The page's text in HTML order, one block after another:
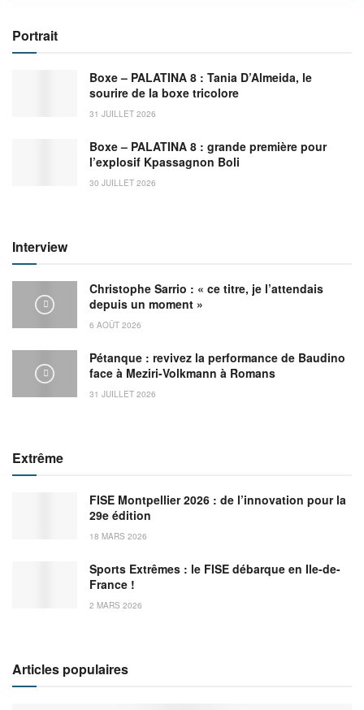
Portrait
Boxe – PALATINA 8 : Tania D’Almeida, le
sourire de la boxe tricolore
31 JUILLET 2026
Boxe – PALATINA 8 : grande première pour
l’explosif Kpassagnon Boli
30 JUILLET 2026
Interview
Christophe Sarrio : « ce titre, je l’attendais
depuis un moment »
6 AOÛT 2026
Pétanque : revivez la performance de Baudino
face à Meziri-Volkmann à Romans
31 JUILLET 2026
Extrême
FISE Montpellier 2026 : de l’innovation pour la
29e édition
18 MARS 2026
Sports Extrêmes : le FISE débarque en Ile-de-
France !
2 MARS 2026
Articles populaires